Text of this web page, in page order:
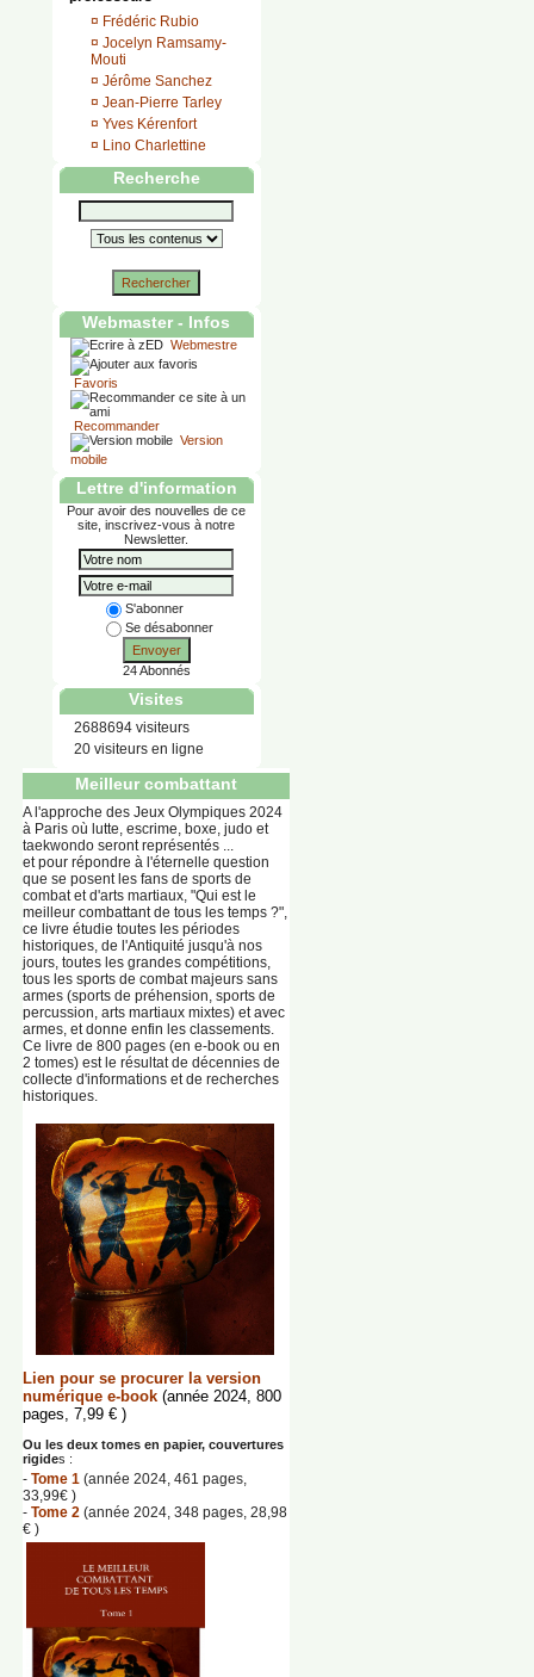
¤ Frédéric Rubio
¤ Jocelyn Ramsamy-
Mouti
¤ Jérôme Sanchez
¤ Jean-Pierre Tarley
¤ Yves Kérenfort
¤ Lino Charlettine
Recherche
Rechercher
Webmaster - Infos
Webmestre
Favoris
Recommander
Version
mobile
Lettre d'information
Pour avoir des nouvelles de ce
site, inscrivez-vous à notre
Newsletter.
S'abonner
Se désabonner
Envoyer
24 Abonnés
Visites
2688694 visiteurs
20 visiteurs en ligne
Meilleur combattant
A l'approche des Jeux Olympiques 2024
à Paris où lutte, escrime, boxe, judo et
taekwondo seront représentés ...
et pour répondre à l'éternelle question
que se posent les fans de sports de
combat et d'arts martiaux, "Qui est le
meilleur combattant de tous les temps ?",
ce livre étudie toutes les périodes
historiques, de l'Antiquité jusqu'à nos
jours, toutes les grandes compétitions,
tous les sports de combat majeurs sans
armes (sports de préhension, sports de
percussion, arts martiaux mixtes) et avec
armes, et donne enfin les classements.
Ce livre de 800 pages (en e-book ou en
2 tomes) est le résultat de décennies de
collecte d'informations et de recherches
historiques.
Lien pour se procurer la version
numérique e-book (année 2024, 800
pages, 7,99 € )
Ou les deux tomes en papier, couvertures
rigides :
- Tome 1 (année 2024, 461 pages,
33,99€ )
- Tome 2 (année 2024, 348 pages, 28,98
€ )